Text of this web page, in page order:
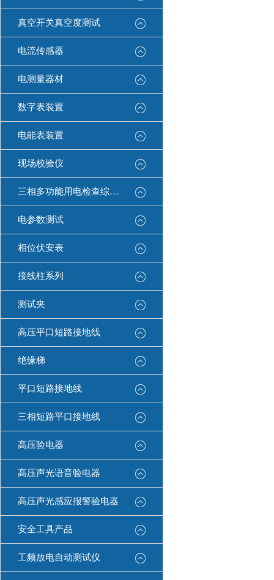
真空开关真空度测试
电流传感器
电测量器材
数字表装置
电能表装置
现场校验仪
三相多功能用电检查综合测试仪
电参数测试
相位伏安表
接线柱系列
测试夹
高压平口短路接地线
绝缘梯
平口短路接地线
三相短路平口接地线
高压验电器
高压声光语音验电器
高压声光感应报警验电器
安全工具产品
工频放电自动测试仪